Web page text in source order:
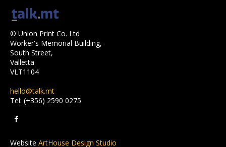
© Union Print Co. Ltd
Worker's Memorial Building,
South Street,
Valletta
VLT1104
hello@talk.mt
Tel: (+356) 2590 0275
Website ArtHouse Design Studio